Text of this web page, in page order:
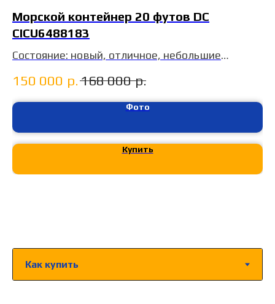
Морской контейнер 20 футов DC
CICU6488183
Состояние: новый, отличное, небольшие
Год: 2024
т. Клёново
150 000 р.168 000 р.
Фото
Купить